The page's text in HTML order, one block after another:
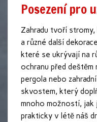
Posezení pro
Zahradu tvoří stromy,
a různé další
které se ukrývají na
ochranu před deštěm
pergola nebo
skvostem, který
mnoho možností, jak
prakticky v létě náš